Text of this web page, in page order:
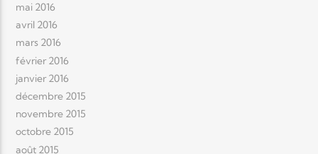
mai 2016
avril 2016
mars 2016
février 2016
janvier 2016
décembre 2015
novembre 2015
octobre 2015
août 2015